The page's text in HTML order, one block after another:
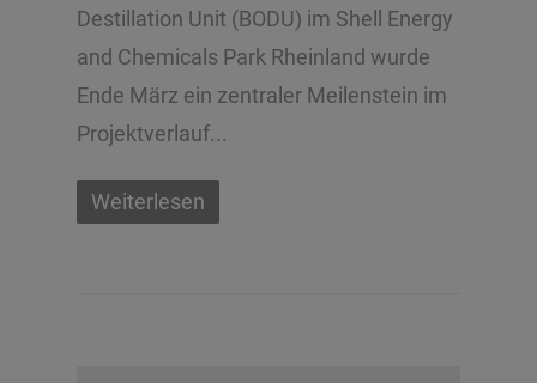
Destillation Unit (BODU) im Shell Energy
and Chemicals Park Rheinland wurde
Ende März ein zentraler Meilenstein im
Projektverlauf...
Weiterlesen